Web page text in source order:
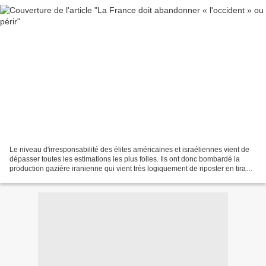
Le niveau d'irresponsabilité des élites américaines et israéliennes vient de
dépasser toutes les estimations les plus folles. Ils ont donc bombardé la
production gazière iranienne qui vient très logiquement de riposter en tirant